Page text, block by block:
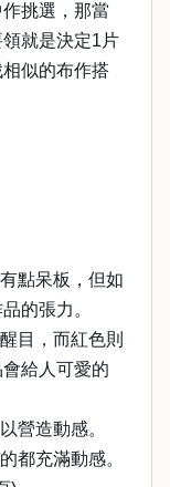
挑選，那當
就是決定1片
似的布作搭
點呆板，但如
的張力。
目，而紅色則
給人可愛的
營造動感。
都充滿動感。